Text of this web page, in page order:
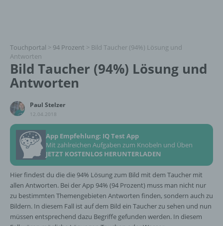
Touchportal > 94 Prozent > Bild Taucher (94%) Lösung und
Antworten
Bild Taucher (94%) Lösung und
Antworten
Paul Stelzer
12.04.2018
App Empfehlung: IQ Test App
Mit zahlreichen Aufgaben zum Knobeln und Üben
JETZT KOSTENLOS HERUNTERLADEN
Hier findest du die die 94% Lösung zum Bild mit dem Taucher mit
allen Antworten. Bei der App 94% (94 Prozent) muss man nicht nur
zu bestimmten Themengebieten Antworten finden, sondern auch zu
Bildern. In diesem Fall ist auf dem Bild ein Taucher zu sehen und nun
müssen entsprechend dazu Begriffe gefunden werden. In diesem